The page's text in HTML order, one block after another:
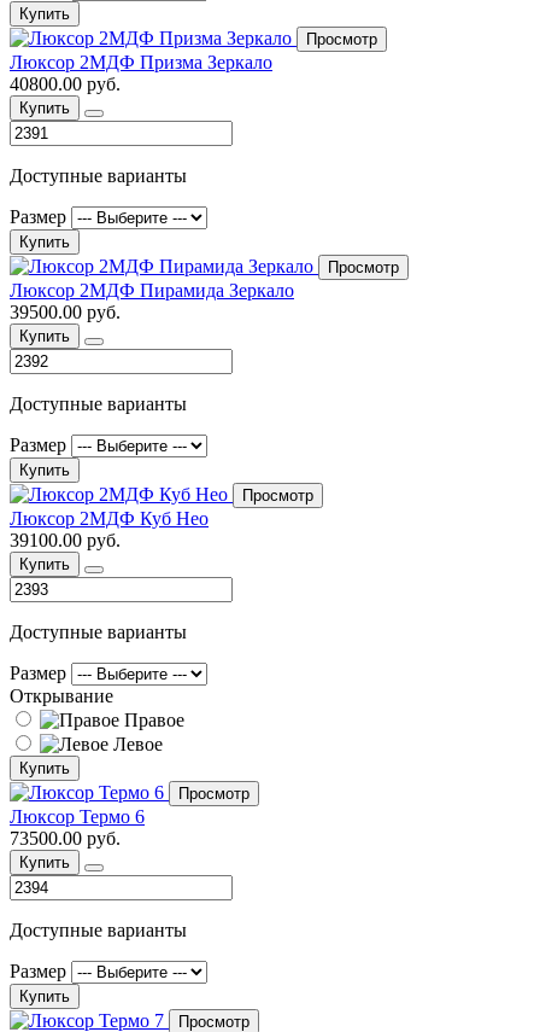
Купить
Просмотр
Люксор 2МДФ Призма Зеркало
40800.00 руб.
Купить
Доступные варианты
Размер
Купить
Просмотр
Люксор 2МДФ Пирамида Зеркало
39500.00 руб.
Купить
Доступные варианты
Размер
Купить
Просмотр
Люксор 2МДФ Куб Нео
39100.00 руб.
Купить
Доступные варианты
Размер
Открывание
Правое
Левое
Купить
Просмотр
Люксор Термо 6
73500.00 руб.
Купить
Доступные варианты
Размер
Купить
Просмотр